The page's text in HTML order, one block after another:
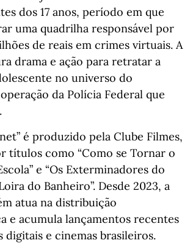
dos 17 anos, período em que
uma quadrilha responsável por
de reais em crimes virtuais. A
drama e ação para retratar a
no universo do
da Polícia Federal que
é produzido pela Clube Filmes,
títulos como “Como se Tornar o
e “Os Exterminadores do
do Banheiro”. Desde 2023, a
atua na distribuição
e acumula lançamentos recentes
digitais e cinemas brasileiros.